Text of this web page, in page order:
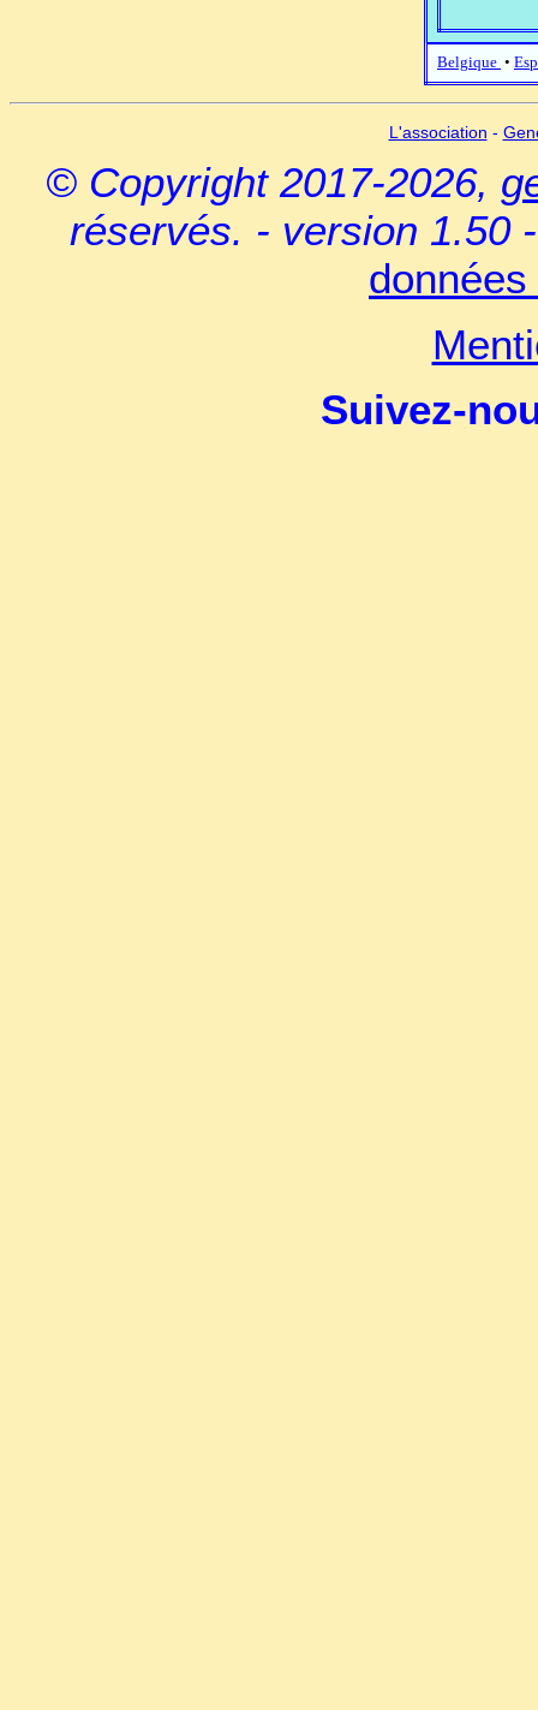
Belgique •
L'association -
© Copyright 2017-2026,
réservés. - version 1.50
Suivez-